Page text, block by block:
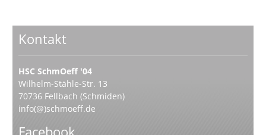
Kontakt
HSC SchmOeff '04
Wilhelm-Stähle-Str. 13
70736 Fellbach (Schmiden)
info(@)schmoeff.de